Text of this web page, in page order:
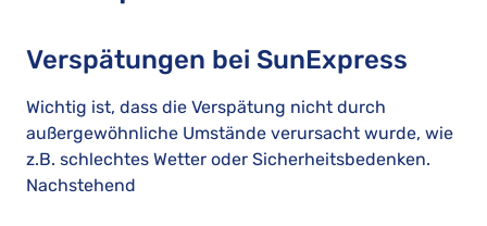
Verspätungen bei SunExpress
Wichtig ist, dass die Verspätung nicht durch
außergewöhnliche Umstände verursacht wurde, wie
z.B. schlechtes Wetter oder Sicherheitsbedenken.
Nachstehend